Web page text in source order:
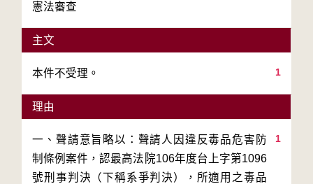
憲法審查
主文
1
本件不受理。
理由
1
一、聲請意旨略以：聲請人因違反毒品危害防
制條例案件，認最高法院106年度台上字第1096
號刑事判決（下稱系爭判決），所適用之毒品